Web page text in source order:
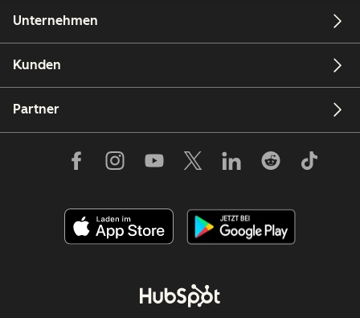
Unternehmen
Kunden
Partner